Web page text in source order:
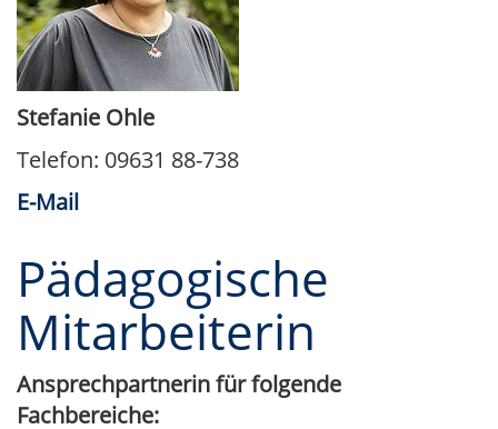
Stefanie Ohle
Telefon: 09631 88-738
E-Mail
Pädagogische
Mitarbeiterin
Ansprechpartnerin für folgende
Fachbereiche: